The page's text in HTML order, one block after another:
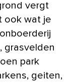
vergt
ook wat je
grasvelden
park
geiten,